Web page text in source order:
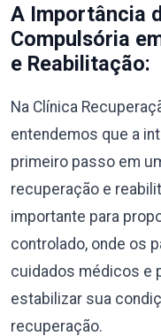
A Importância
Compulsória
e Reabilitação:
Na Clínica
entendemos que a
primeiro passo em
recuperação e
importante para
controlado, onde os
cuidados médicos e
estabilizar sua
recuperação.